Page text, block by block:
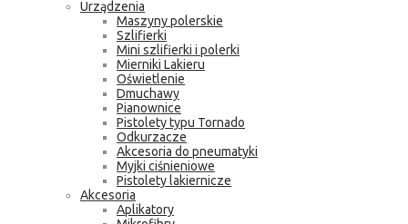
Urządzenia
Maszyny polerskie
Szlifierki
Mini szlifierki i polerki
Mierniki Lakieru
Oświetlenie
Dmuchawy
Pianownice
Pistolety typu Tornado
Odkurzacze
Akcesoria do pneumatyki
Myjki ciśnieniowe
Pistolety lakiernicze
Akcesoria
Aplikatory